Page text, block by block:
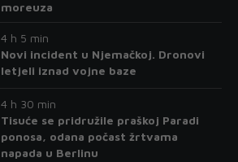
moreuza
4 h 5 min
Novi incident u Njemačkoj. Dronovi
letjeli iznad vojne baze
4 h 30 min
Tisuće se pridružile praškoj Paradi
ponosa, odana počast žrtvama
napada u Berlinu